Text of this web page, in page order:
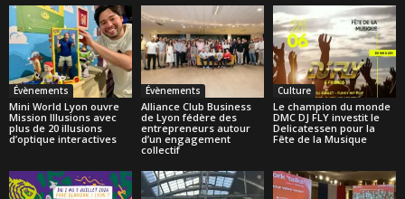
Évènements
Mini World Lyon ouvre
Mission Illusions avec
plus de 20 illusions
d’optique interactives
Évènements
Alliance Club Business
de Lyon fédère des
entrepreneurs autour
d’un engagement
collectif
Culture
Le champion du monde
DMC DJ FLY investit le
Delicatessen pour la
Fête de la Musique